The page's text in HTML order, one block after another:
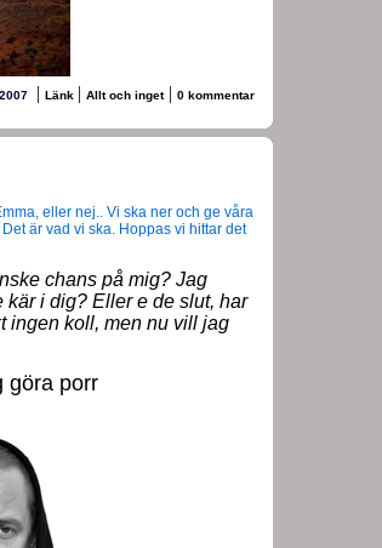
| Länk | Allt och inget| 0 kommentar
eller nej.. Vi ska ner och ge våra
är vad vi ska. Hoppas vi hittar det
chans på mig? Jag
i dig? Eller e de slut, har
ingen koll, men nu vill jag
göra porr